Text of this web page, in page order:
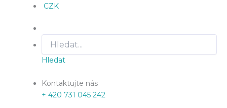
CZK
Hledat
Kontaktujte nás
+ 420 731 045 242